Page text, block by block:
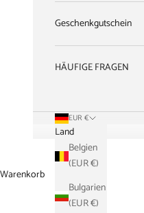
Geschenkgutschein
HÄUFIGE FRAGEN
EUR €
Land
Belgien
(EUR €)
Bulgarien
(EUR €)
Warenkorb